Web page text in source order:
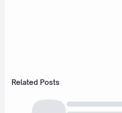
Related Posts